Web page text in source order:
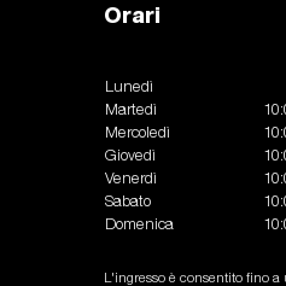
Orari
Lunedì
Martedì
Mercoledì
Giovedì
Venerdì
Sabato
Domenica
L'ingresso è consentito fino